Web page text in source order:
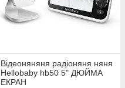
Відеоняняня радіоняня няня
Hellobaby hb50 5" ДЮЙМА
ЕКРАН